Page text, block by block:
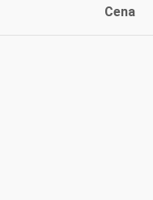
Cena